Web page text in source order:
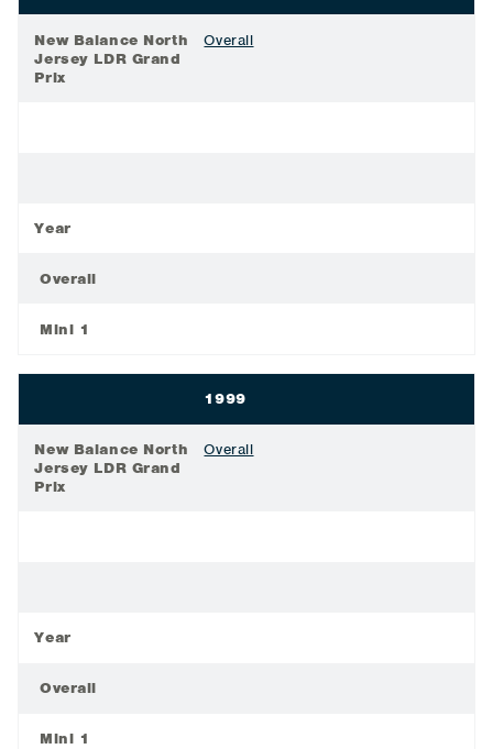
New Balance North
Jersey LDR Grand
Prix
Overall
Year
Overall
Mini 1
1999
New Balance North
Jersey LDR Grand
Prix
Overall
Year
Overall
Mini 1